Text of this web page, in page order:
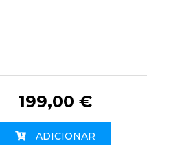
199,00 €
ADICIONAR